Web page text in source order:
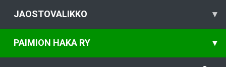
JAOSTOVALIKKO ▾
PAIMION HAKA RY ▾